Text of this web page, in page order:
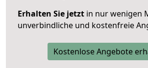
Erhalten Sie jetzt in nur wenigen
unverbindliche und kostenfreie
Kostenlose Angebote